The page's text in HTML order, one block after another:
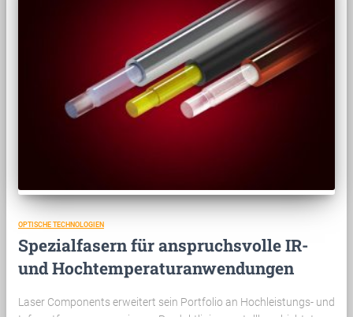
OPTISCHE TECHNOLOGIEN
Spezialfasern für anspruchsvolle IR-
und Hochtemperaturanwendungen
Laser Components erweitert sein Portfolio an Hochleistungs- und